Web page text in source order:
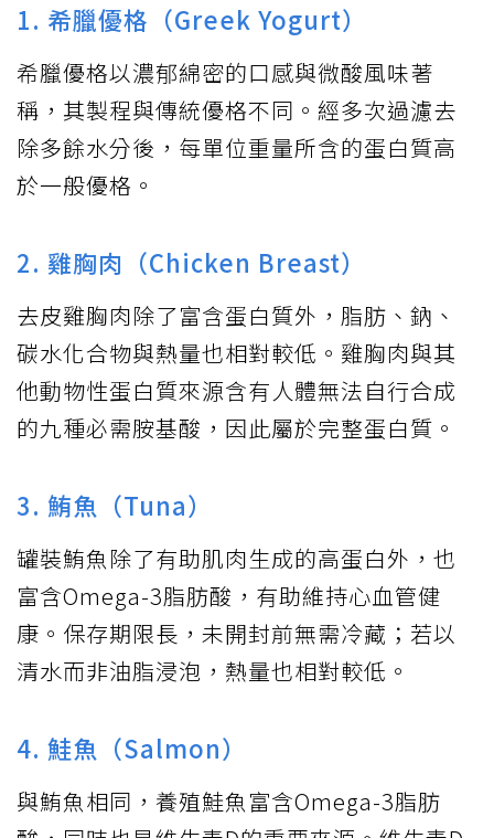
1. 希臘優格（Greek Yogurt）
希臘優格以濃郁綿密的口感與微酸風味著
稱，其製程與傳統優格不同。經多次過濾去
除多餘水分後，每單位重量所含的蛋白質高
於一般優格。
2. 雞胸肉（Chicken Breast）
去皮雞胸肉除了富含蛋白質外，脂肪、鈉、
碳水化合物與熱量也相對較低。雞胸肉與其
他動物性蛋白質來源含有人體無法自行合成
的九種必需胺基酸，因此屬於完整蛋白質。
3. 鮪魚（Tuna）
罐裝鮪魚除了有助肌肉生成的高蛋白外，也
富含Omega-3脂肪酸，有助維持心血管健
康。保存期限長，未開封前無需冷藏；若以
清水而非油脂浸泡，熱量也相對較低。
4. 鮭魚（Salmon）
與鮪魚相同，養殖鮭魚富含Omega-3脂肪